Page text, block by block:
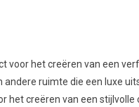
voor het creëren van een
andere ruimte die een luxe
het creëren van een stijlvolle